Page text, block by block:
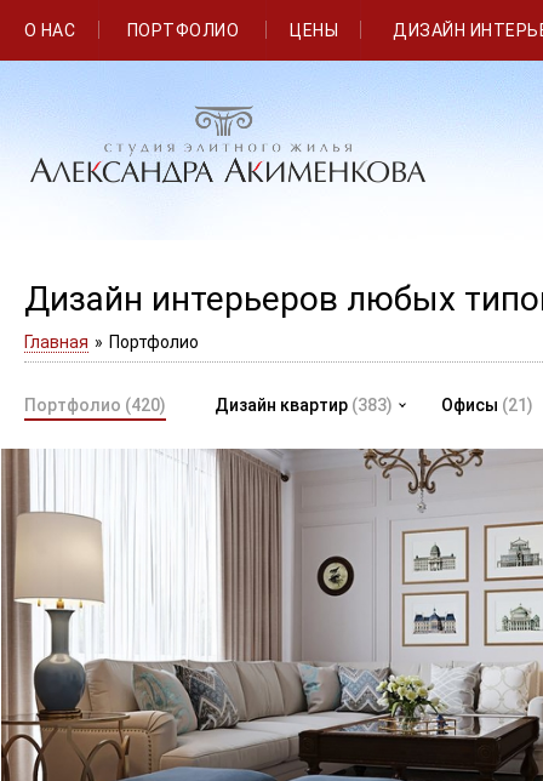
О НАС ПОРТФОЛИО ЦЕНЫ ДИЗАЙН
Дизайн интерьеров любых
Главная » Портфолио
Портфолио (420) Дизайн квартир (383) Офисы (21)
Очередной шедевр от арт-директора Студии
Александра Акименкова. Интерьер квартиры
выполнен в стиле "Американская ...
квартира, 98 м2
Американская классика